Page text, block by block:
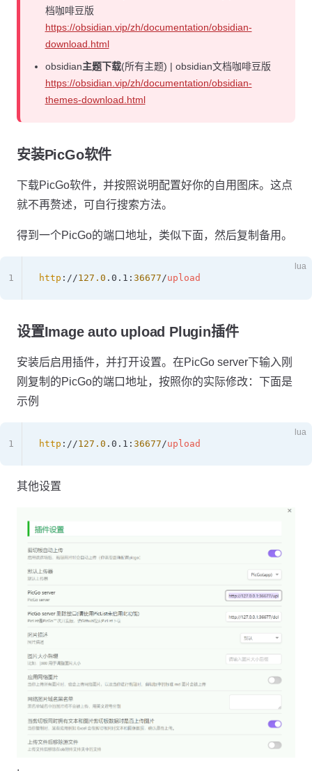
档咖啡豆版
https://obsidian.vip/zh/documentation/obsidian-
download.html
obsidian主题下载(所有主题) | obsidian文档咖啡豆版
https://obsidian.vip/zh/documentation/obsidian-
themes-download.html
安装PicGo软件
下载PicGo软件，并按照说明配置好你的自用图床。这点
就不再赘述，可自行搜索方法。
得到一个PicGo的端口地址，类似下面，然后复制备用。
lua
http ://127.0 .0.1: 36677/upload
1
设置Image auto upload Plugin插件
安装后启用插件，并打开设置。在PicGo server下输入刚
刚复制的PicGo的端口地址，按照你的实际修改：下面是
示例
lua
http ://127.0 .0.1: 36677/upload
1
其他设置
.